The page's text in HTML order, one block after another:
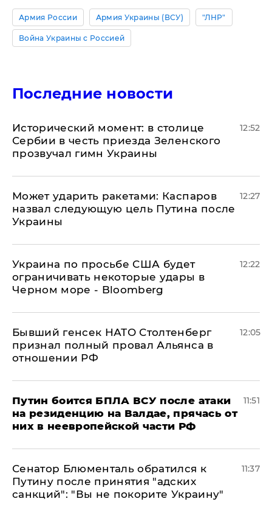
Армия России Армия Украины (ВСУ) "ЛНР"
Война Украины с Россией
Последние новости
Исторический момент: в столице
Сербии в честь приезда Зеленского
прозвучал гимн Украины
12:52
Может ударить ракетами: Каспаров
назвал следующую цель Путина после
Украины
12:27
Украина по просьбе США будет
ограничивать некоторые удары в
Черном море - Bloomberg
12:22
Бывший генсек НАТО Столтенберг
признал полный провал Альянса в
отношении РФ
12:05
Путин боится БПЛА ВСУ после атаки
на резиденцию на Валдае, прячась от
них в неевропейской части РФ
11:51
Сенатор Блюменталь обратился к
Путину после принятия "адских
санкций": "Вы не покорите Украину"
11:37